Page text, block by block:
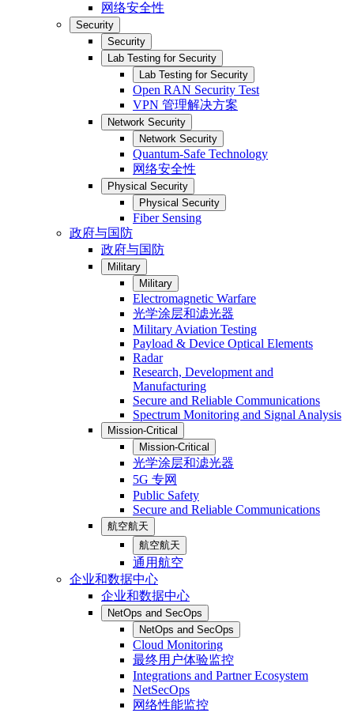
网络安全性
Security
Security
Lab Testing for Security
Lab Testing for Security
Open RAN Security Test
VPN 管理解决方案
Network Security
Network Security
Quantum-Safe Technology
网络安全性
Physical Security
Physical Security
Fiber Sensing
政府与国防
政府与国防
Military
Military
Electromagnetic Warfare
光学涂层和滤光器
Military Aviation Testing
Payload & Device Optical Elements
Radar
Research, Development and
Manufacturing
Secure and Reliable Communications
Spectrum Monitoring and Signal Analysis
Mission-Critical
Mission-Critical
光学涂层和滤光器
5G 专网
Public Safety
Secure and Reliable Communications
航空航天
航空航天
通用航空
企业和数据中心
企业和数据中心
NetOps and SecOps
NetOps and SecOps
Cloud Monitoring
最终用户体验监控
Integrations and Partner Ecosystem
NetSecOps
网络性能监控